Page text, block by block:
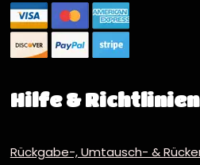
Hilfe & Richtlinien
Rückgabe-, Umtausch- &